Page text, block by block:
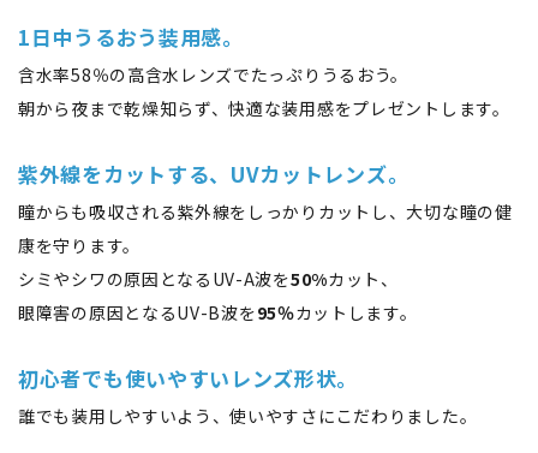
1日中うるおう装用感。
含水率58％の高含水レンズでたっぷりうるおう。
朝から夜まで乾燥知らず、快適な装用感をプレゼントします。
紫外線をカットする、UVカットレンズ。
瞳からも吸収される紫外線をしっかりカットし、大切な瞳の健
康を守ります。
シミやシワの原因となるUV-A波を50%カット、
眼障害の原因となるUV-B波を95％カットします。
初心者でも使いやすいレンズ形状。
誰でも装用しやすいよう、使いやすさにこだわりました。